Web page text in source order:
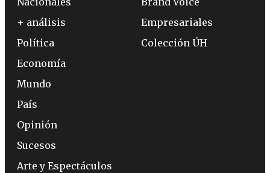
+ análisis
Política
Economía
Mundo
País
Opinión
Sucesos
Arte y Espectáculos
Empresariales
Colección ÚH